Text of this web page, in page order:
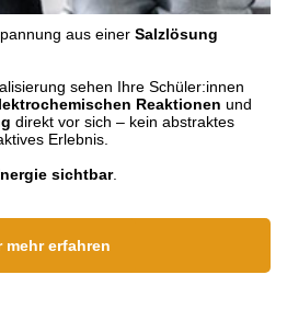
aus einer Salzlösung
sehen Ihre Schüler:innen
Reaktionen und
direkt vor sich – kein abstraktes
Erlebnis.
sichtbar.
mehr erfahren